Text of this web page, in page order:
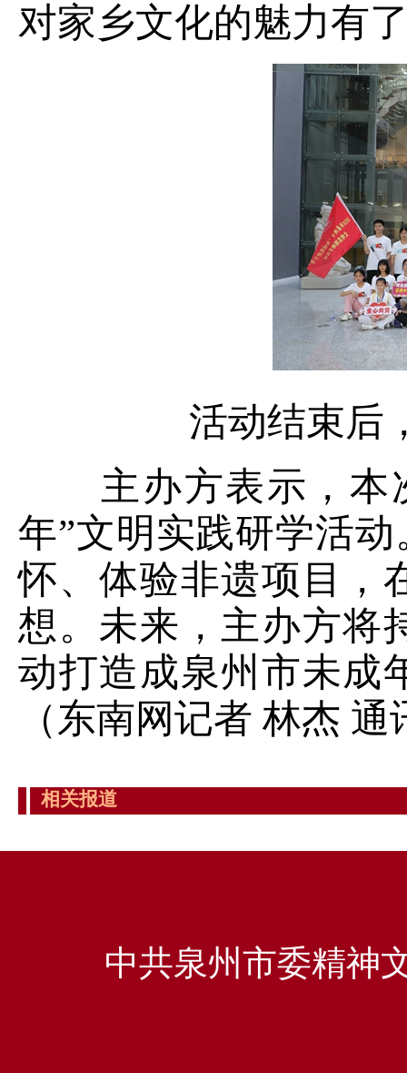
对家乡文化的魅力有
活动结束后
主办方表示，本次
年”文明实践研学活
怀、体验非遗项目，
想。未来，主办方将
动打造成泉州市未成
（东南网记者 林杰 通
相关报道
中共泉州市委精神